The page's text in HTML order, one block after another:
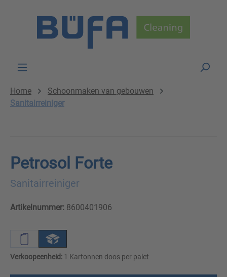
Home
Schoonmaken van gebouwen
Sanitairreiniger
Petrosol Forte
Sanitairreiniger
Artikelnummer: 8600401906
Verkoopeenheid: 1 Kartonnen doos per palet